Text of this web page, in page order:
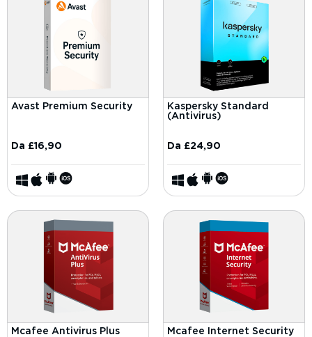
Avast Premium Security
Da £16,90
Kaspersky Standard
(Antivirus)
Da £24,90
Mcafee Antivirus Plus Mcafee Internet Security